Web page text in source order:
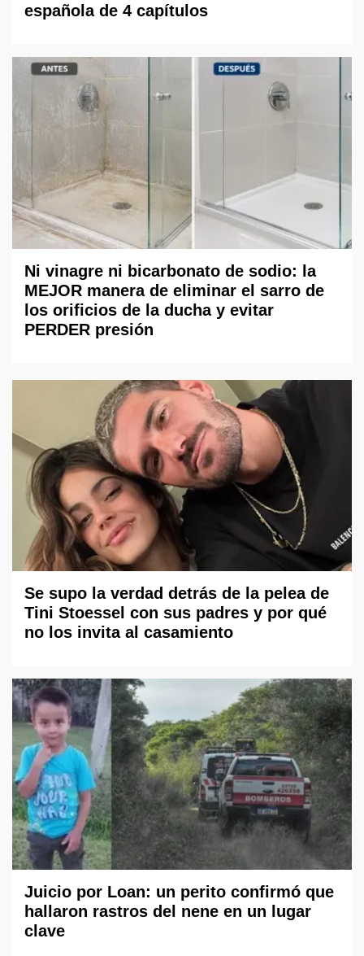
española de 4 capítulos
Ni vinagre ni bicarbonato de sodio: la
MEJOR manera de eliminar el sarro de
los orificios de la ducha y evitar
PERDER presión
Se supo la verdad detrás de la pelea de
Tini Stoessel con sus padres y por qué
no los invita al casamiento
Juicio por Loan: un perito confirmó que
hallaron rastros del nene en un lugar
clave